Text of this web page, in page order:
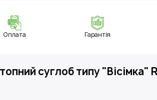
Оплата Гарантія
суглоб типу "Вісімка"